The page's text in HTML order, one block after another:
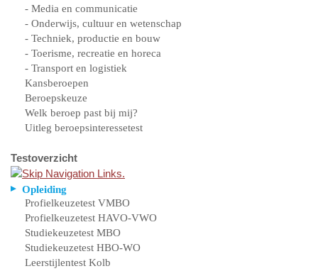
- Media en communicatie
- Onderwijs, cultuur en wetenschap
- Techniek, productie en bouw
- Toerisme, recreatie en horeca
- Transport en logistiek
Kansberoepen
Beroepskeuze
Welk beroep past bij mij?
Uitleg beroepsinteressetest
Testoverzicht
Opleiding
Profielkeuzetest VMBO
Profielkeuzetest HAVO-VWO
Studiekeuzetest MBO
Studiekeuzetest HBO-WO
Leerstijlentest Kolb